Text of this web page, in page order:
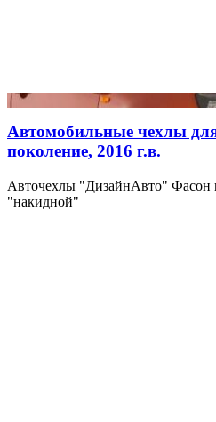
Автомобильные чехлы
поколение, 2016 г.в.
Авточехлы "ДизайнАвто" Фасон
"накидной"